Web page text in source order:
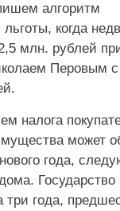
алгоритм
льготы, когда
млн. рублей
Перовым с
налога
может
года,
три года,